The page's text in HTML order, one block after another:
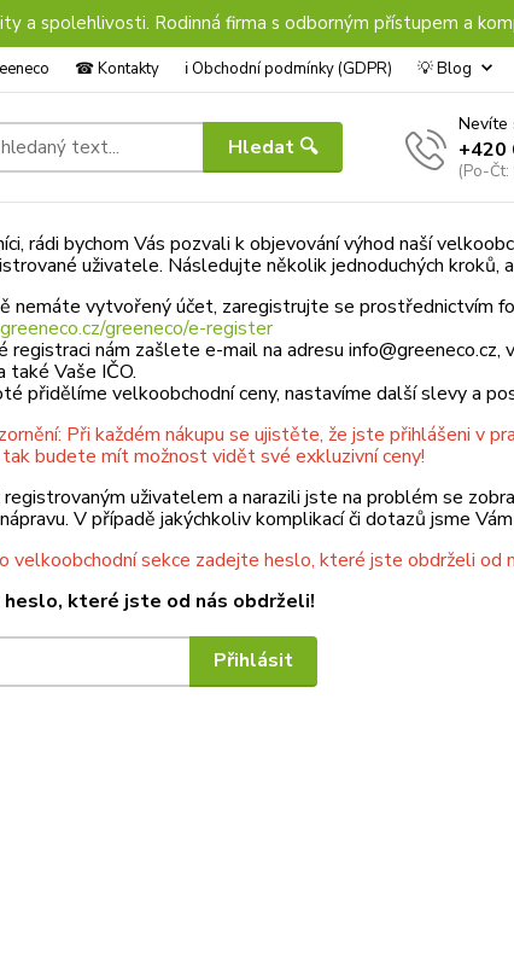
a spolehlivosti. Rodinná firma s odborným přístupem a
☎︎ Kontakty ℹ︎ Obchodní podmínky (GDPR) 💡 Blog
Hledat 🔍
Nevíte
+420
(Po-
rádi bychom Vás pozvali k objevování výhod naší
uživatele. Následujte několik jednoduchých
nemáte vytvořený účet, zaregistrujte se prostřednictvím
greeneco/e-register
registraci nám zašlete e-mail na adresu
také Vaše IČO.
přidělíme velkoobchodní ceny, nastavíme další slevy a
Při každém nákupu se ujistěte, že jste přihlášeni v
budete mít možnost vidět své exkluzivní ceny!
uživatelem a narazili jste na problém se
V případě jakýchkoliv komplikací či dotazů jsme
velkoobchodní sekce zadejte heslo, které jste obdrželi od
které jste od nás obdrželi!